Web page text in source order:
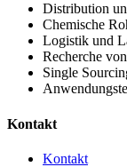
Distribution
Chemische
Logistik und
Recherche
Single
Kontakt
Kontakt